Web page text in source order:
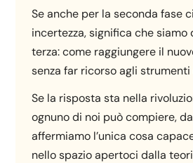
Se anche per la seconda fase
incertezza, significa che siamo
terza: come raggiungere il
senza far ricorso agli
Se la risposta sta nella
ognuno di noi può compiere,
affermiamo l’unica cosa
nello spazio apertoci dalla